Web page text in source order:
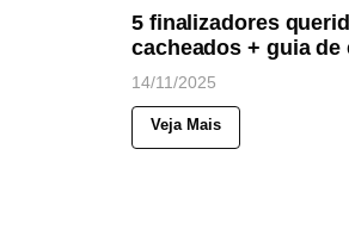
5 finalizadores
cacheados + guia de
14/11/2025
Veja Mais